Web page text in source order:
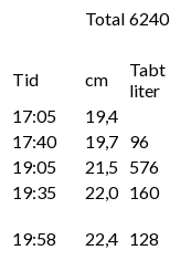
Total 6240
Tid cm
Tabt
liter
17:05
19,4
17:40
19,7 96
19:05
21,5 576
19:35
22,0 160
19:58 22,4 128